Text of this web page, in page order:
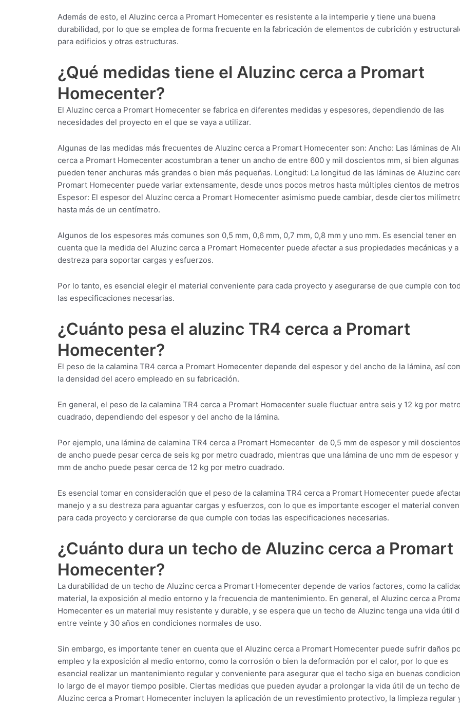
Además de esto, el Aluzinc cerca a Promart Homecenter es resistente a la intemperie y tiene una buena
durabilidad, por lo que se emplea de forma frecuente en la fabricación de elementos de cubrición y
para edificios y otras estructuras.
¿Qué medidas tiene el Aluzinc cerca a Promart
Homecenter?
El Aluzinc cerca a Promart Homecenter se fabrica en diferentes medidas y espesores, dependiendo de las
necesidades del proyecto en el que se vaya a utilizar.
Algunas de las medidas más frecuentes de Aluzinc cerca a Promart Homecenter son: Ancho: Las láminas de
cerca a Promart Homecenter acostumbran a tener un ancho de entre 600 y mil doscientos mm, si bien algunas
pueden tener anchuras más grandes o bien más pequeñas. Longitud: La longitud de las láminas de Aluzinc
Promart Homecenter puede variar extensamente, desde unos pocos metros hasta múltiples cientos de
Espesor: El espesor del Aluzinc cerca a Promart Homecenter asimismo puede cambiar, desde ciertos
hasta más de un centímetro.
Algunos de los espesores más comunes son 0,5 mm, 0,6 mm, 0,7 mm, 0,8 mm y uno mm. Es esencial tener en
cuenta que la medida del Aluzinc cerca a Promart Homecenter puede afectar a sus propiedades mecánicas y
destreza para soportar cargas y esfuerzos.
Por lo tanto, es esencial elegir el material conveniente para cada proyecto y asegurarse de que cumple con
las especificaciones necesarias.
¿Cuánto pesa el aluzinc TR4 cerca a Promart
Homecenter?
El peso de la calamina TR4 cerca a Promart Homecenter depende del espesor y del ancho de la lámina, así
la densidad del acero empleado en su fabricación.
En general, el peso de la calamina TR4 cerca a Promart Homecenter suele fluctuar entre seis y 12 kg por
cuadrado, dependiendo del espesor y del ancho de la lámina.
Por ejemplo, una lámina de calamina TR4 cerca a Promart Homecenter de 0,5 mm de espesor y mil
de ancho puede pesar cerca de seis kg por metro cuadrado, mientras que una lámina de uno mm de espesor y
mm de ancho puede pesar cerca de 12 kg por metro cuadrado.
Es esencial tomar en consideración que el peso de la calamina TR4 cerca a Promart Homecenter puede
manejo y a su destreza para aguantar cargas y esfuerzos, con lo que es importante escoger el material
para cada proyecto y cerciorarse de que cumple con todas las especificaciones necesarias.
¿Cuánto dura un techo de Aluzinc cerca a Promart
Homecenter?
La durabilidad de un techo de Aluzinc cerca a Promart Homecenter depende de varios factores, como la
material, la exposición al medio entorno y la frecuencia de mantenimiento. En general, el Aluzinc cerca a
Homecenter es un material muy resistente y durable, y se espera que un techo de Aluzinc tenga una vida útil
entre veinte y 30 años en condiciones normales de uso.
Sin embargo, es importante tener en cuenta que el Aluzinc cerca a Promart Homecenter puede sufrir daños
empleo y la exposición al medio entorno, como la corrosión o bien la deformación por el calor, por lo que es
esencial realizar un mantenimiento regular y conveniente para asegurar que el techo siga en buenas
lo largo de el mayor tiempo posible. Ciertas medidas que pueden ayudar a prolongar la vida útil de un techo de
Aluzinc cerca a Promart Homecenter incluyen la aplicación de un revestimiento protectivo, la limpieza regular